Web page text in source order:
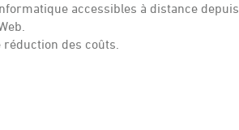
accessibles à distance depuis
réduction des coûts.